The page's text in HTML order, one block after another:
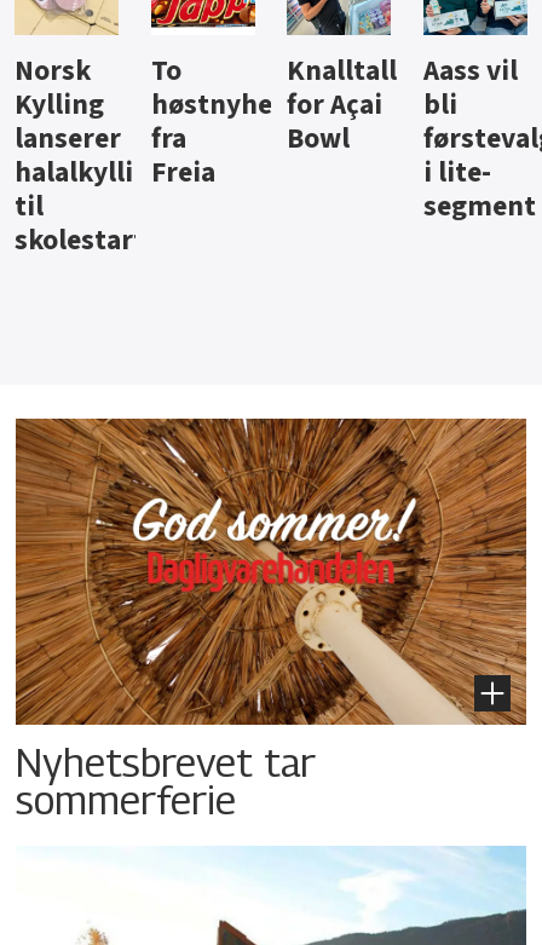
Knalltall
for Açai
Bowl
Aass vil
bli
førstevalg
i lite-
Brus og
jus fra
Berentsen
Hard
iste fra
Hansa
Nyhetsbrevet tar
sommerferie